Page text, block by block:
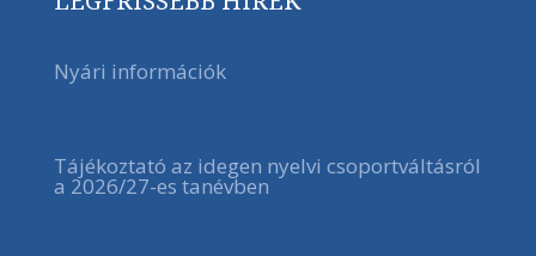
Nyári információk
Tájékoztató az idegen nyelvi csoportváltásról
a 2026/27-es tanévben